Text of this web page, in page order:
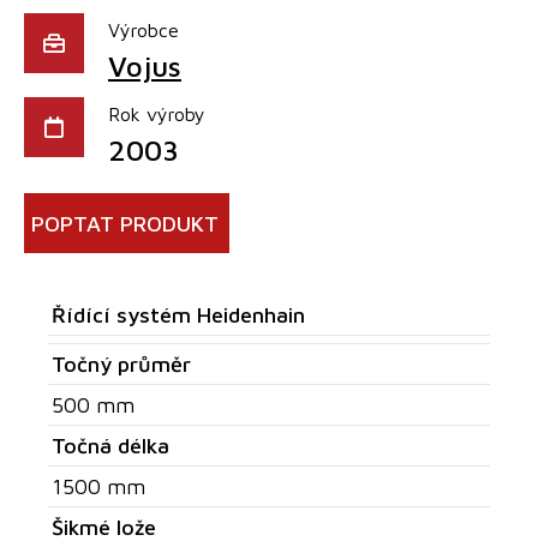
Výrobce
Vojus
Rok výroby
2003
POPTAT PRODUKT
Řídící systém Heidenhain
Točný průměr
500 mm
Točná délka
1500 mm
Šikmé lože